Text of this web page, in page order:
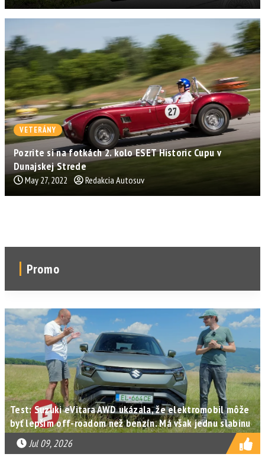
VETERÁNY
Pozrite si na fotkách 2. kolo ESET Historic Cupu v
Dunajskej Strede
May 27, 2022 Redakcia Autosuv
Promo
Test: Suzuki eVitara AWD ukázala, že elektromobil môže
byť lepším off-roadom než benzín. Má však jednu slabinu
Jul 09, 2026